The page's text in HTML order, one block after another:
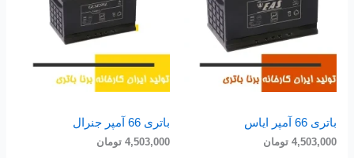
باتری 66 آمپر ایاس
4,503,000 تومان
باتری 66 آمپر جنرال
4,503,000 تومان